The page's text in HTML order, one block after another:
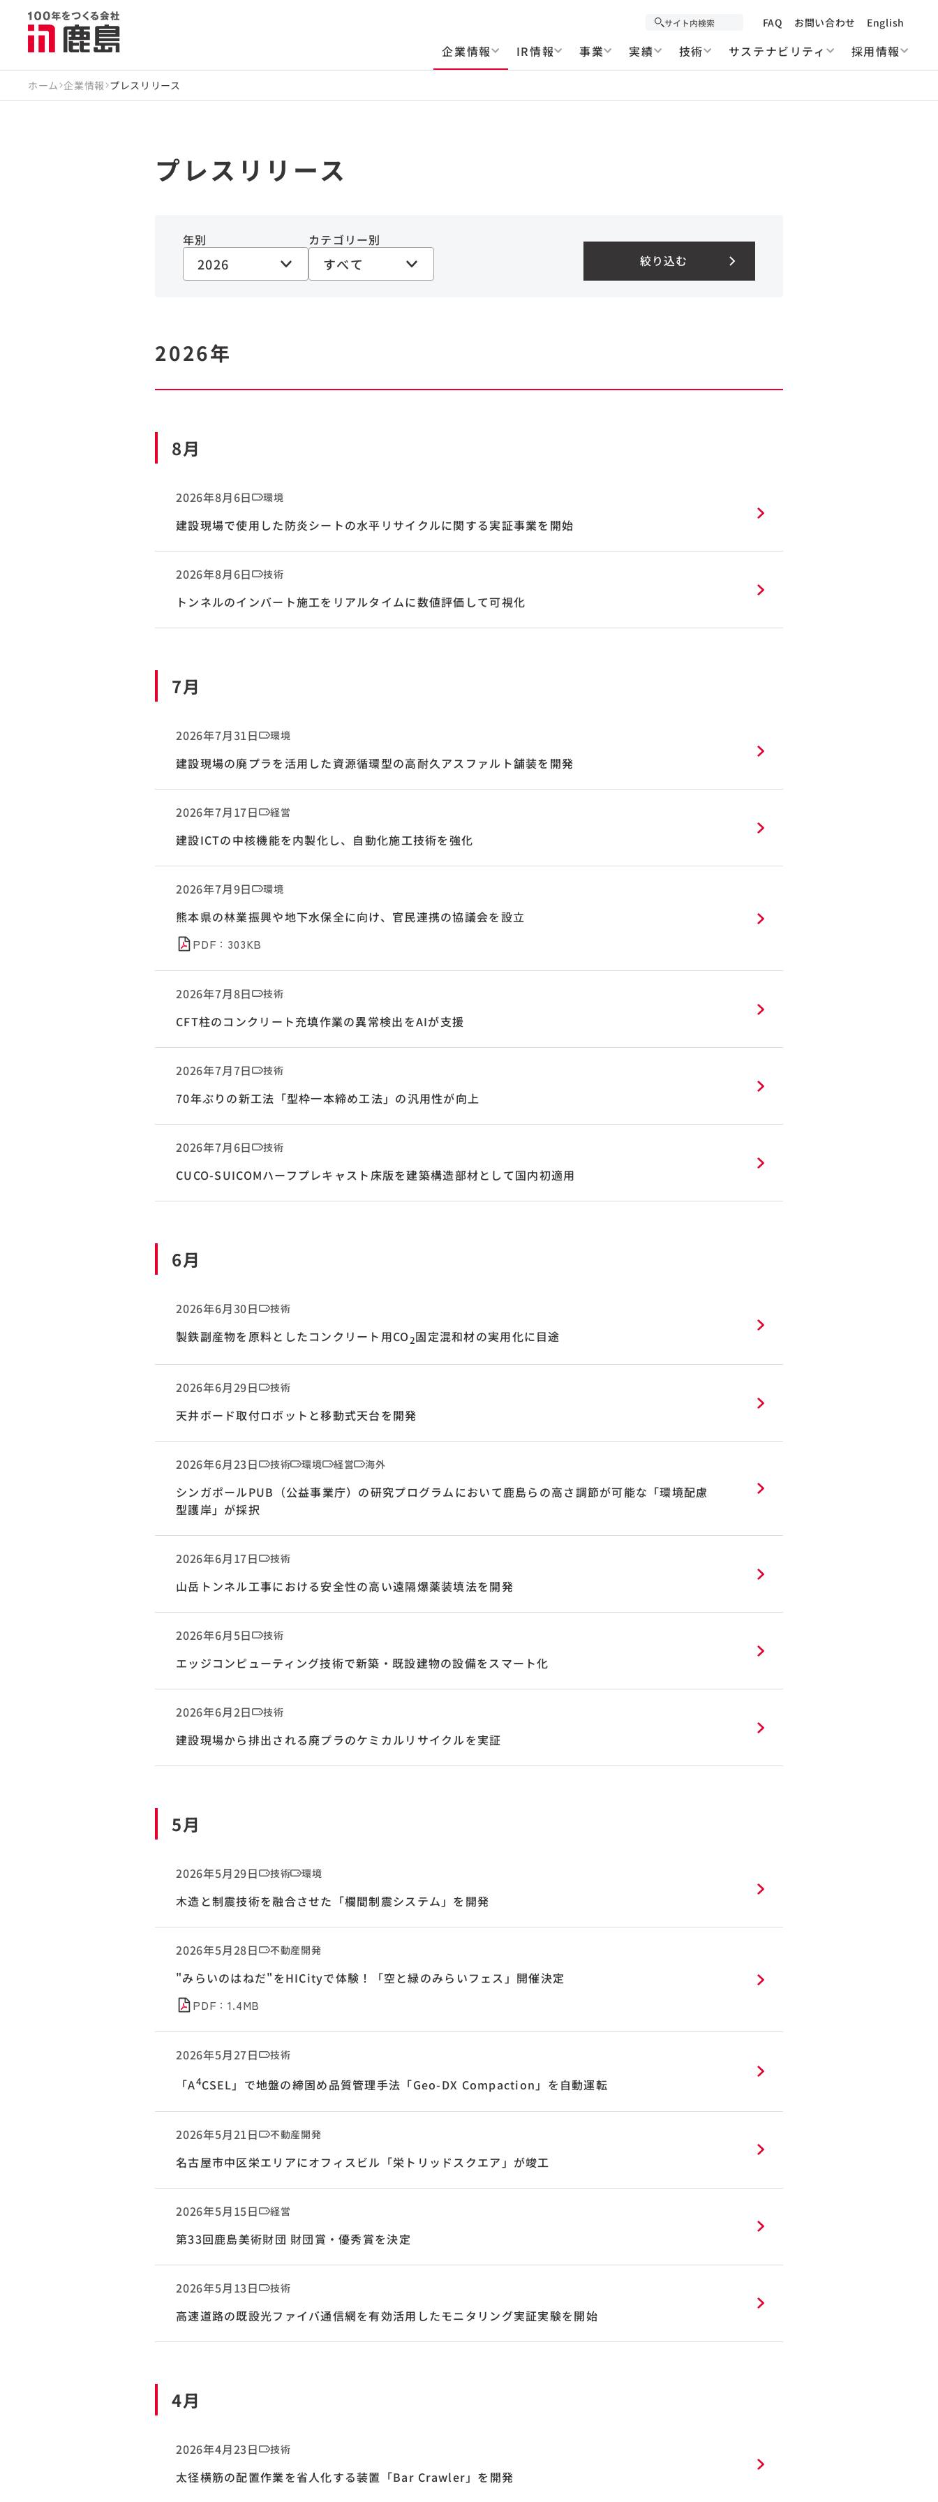
FAQ お問い合わせ English
企業情報 IR情報 事業 実績 技術 サステナビリティ 採用情報
ホーム 企業情報 プレスリリース
プレスリリース
年別
カテゴリー別
絞り込む
2026年
8月
2026年8月6日 環境
建設現場で使用した防炎シートの水平リサイクルに関する実証事業を開始
2026年8月6日 技術
トンネルのインバート施工をリアルタイムに数値評価して可視化
7月
2026年7月31日 環境
建設現場の廃プラを活用した資源循環型の高耐久アスファルト舗装を開発
2026年7月17日 経営
建設ICTの中核機能を内製化し、自動化施工技術を強化
2026年7月9日 環境
熊本県の林業振興や地下水保全に向け、官民連携の協議会を設立
PDF：303KB
2026年7月8日 技術
CFT柱のコンクリート充填作業の異常検出をAIが支援
2026年7月7日 技術
70年ぶりの新工法「型枠一本締め工法」の汎用性が向上
2026年7月6日 技術
CUCO-SUICOMハーフプレキャスト床版を建築構造部材として国内初適用
6月
2026年6月30日 技術
製鉄副産物を原料としたコンクリート用CO2固定混和材の実用化に目途
2026年6月29日 技術
天井ボード取付ロボットと移動式天台を開発
2026年6月23日 技術 環境 経営 海外
シンガポールPUB（公益事業庁）の研究プログラムにおいて鹿島らの高さ調節が可能な「環境配慮
型護岸」が採択
2026年6月17日 技術
山岳トンネル工事における安全性の高い遠隔爆薬装填法を開発
2026年6月5日 技術
エッジコンピューティング技術で新築・既設建物の設備をスマート化
2026年6月2日 技術
建設現場から排出される廃プラのケミカルリサイクルを実証
5月
2026年5月29日 技術 環境
木造と制震技術を融合させた「欄間制震システム」を開発
2026年5月28日 不動産開発
"みらいのはねだ"をHICityで体験！「空と緑のみらいフェス」開催決定
PDF：1.4MB
2026年5月27日 技術
「A4CSEL」で地盤の締固め品質管理手法「Geo-DX Compaction」を自動運転
2026年5月21日 不動産開発
名古屋市中区栄エリアにオフィスビル「栄トリッドスクエア」が竣工
2026年5月15日 経営
第33回鹿島美術財団 財団賞・優秀賞を決定
2026年5月13日 技術
高速道路の既設光ファイバ通信網を有効活用したモニタリング実証実験を開始
4月
2026年4月23日 技術
太径横筋の配置作業を省人化する装置「Bar Crawler」を開発